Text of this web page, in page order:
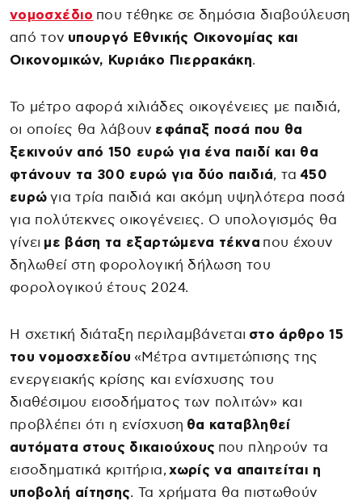
νομοσχέδιο που τέθηκε σε δημόσια διαβούλευση
από τον υπουργό Εθνικής Οικονομίας και
Οικονομικών, Κυριάκο Πιερρακάκη.
Το μέτρο αφορά χιλιάδες οικογένειες με παιδιά,
οι οποίες θα λάβουν εφάπαξ ποσά που θα
ξεκινούν από 150 ευρώ για ένα παιδί και θα
φτάνουν τα 300 ευρώ για δύο παιδιά, τα 450
ευρώ για τρία παιδιά και ακόμη υψηλότερα ποσά
για πολύτεκνες οικογένειες. Ο υπολογισμός θα
γίνει με βάση τα εξαρτώμενα τέκνα που έχουν
δηλωθεί στη φορολογική δήλωση του
φορολογικού έτους 2024.
Η σχετική διάταξη περιλαμβάνεται στο άρθρο 15
του νομοσχεδίου «Μέτρα αντιμετώπισης της
ενεργειακής κρίσης και ενίσχυσης του
διαθέσιμου εισοδήματος των πολιτών» και
προβλέπει ότι η ενίσχυση θα καταβληθεί
αυτόματα στους δικαιούχους που πληρούν τα
εισοδηματικά κριτήρια,χωρίς να απαιτείται η
υποβολή αίτησης. Τα χρήματα θα πιστωθούν